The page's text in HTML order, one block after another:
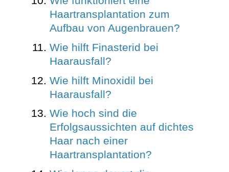
Haartransplantation zum
Aufbau von Augenbrauen?
Wie hilft Finasterid bei
Haarausfall?
Wie hilft Minoxidil bei
Haarausfall?
Wie hoch sind die
Erfolgsaussichten auf dichtes
Haar nach einer
Haartransplantation?